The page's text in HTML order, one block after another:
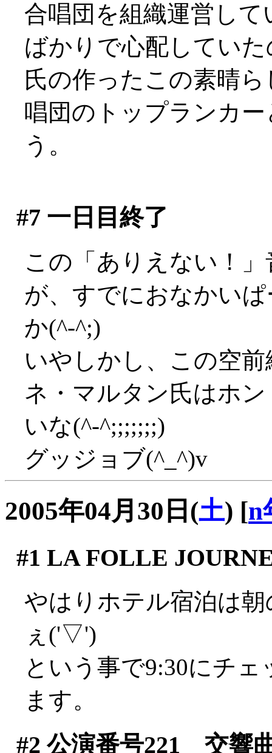
合唱団を組織運営し
ばかりで心配してい
氏の作ったこの素晴
唱団のトップランカ
う。
#7 一日目終了
この「ありえない！
が、すでにおなかい
か(^-^;)
いやしかし、この空
ネ・マルタン氏はホ
いな(^-^;;;;;;;)
グッジョブ(^_^)v
2005年04月30日(土) [n
#1 LA FOLLE
やはりホテル宿泊は
ぇ('▽')
という事で9:30にチ
ます。
#2 公演番号221 交響